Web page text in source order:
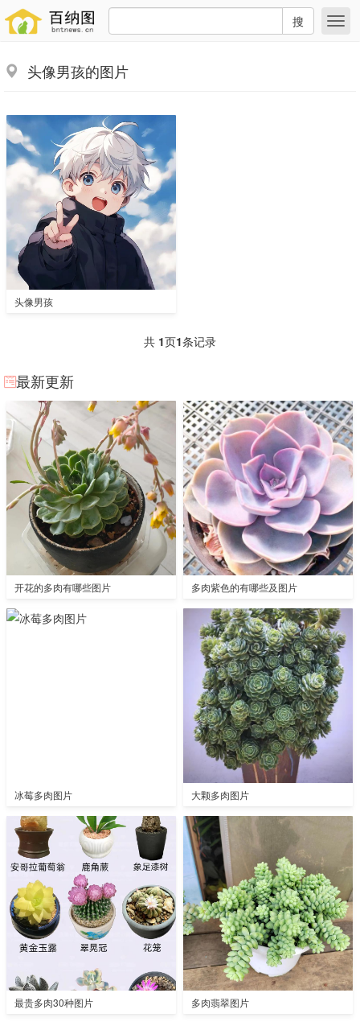
搜
头像男孩的图片
头像男孩
共 1页1条记录
最新更新
开花的多肉有哪些图片 多肉紫色的有哪些及图片
冰莓多肉图片 大颗多肉图片
最贵多肉30种图片 多肉翡翠图片